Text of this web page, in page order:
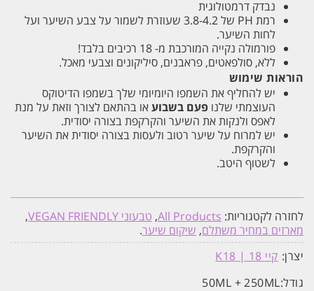
נבדק דרמטולוגית
רמת PH של 3.8-4.2 שעוזרת לשמור על צבע השיער ועל
לחות השיער.
פורמולה נקייה המורכבת מ- 18 רכיבים בלבד!
ללא, סולפאטים, פראבנים, סיליקונים וצבעי מאכל.
הוראות שימוש
יש להחליף את השמפו היומיומי שלך בשמפו הדיטוקס
העוצמתי שלנו פעם בשבועאו בהתאם לצורך וזאת על מנת
לאפס ולנקות את השיער והקרקפת בצורה יסודית.
יש למרוח על שיער רטוב ולעסות בצורה יסודית את השיער
והקרקפת.
לשטוף היטב.
לחזרה לקטגוריות: All Products
, טבעוני VEGAN FRIENDLY
,
מארזים במחיר משתלם, שיקום שיער.
יצרן: קיי 18 | K18
גודל:50ML + 250ML